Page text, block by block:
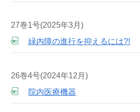
27巻1号(2025年3月)
緑内障の進行を抑えるには?!
26巻4号(2024年12月)
院内医療機器